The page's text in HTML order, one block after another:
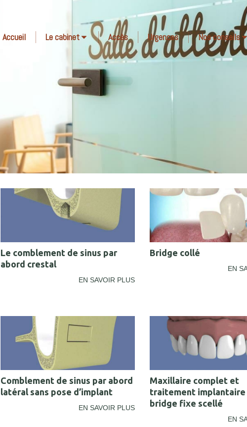
Accueil Le cabinet Accès Urgences Nos conseils
Le comblement de sinus par
abord crestal
EN SAVOIR PLUS
Bridge collé
EN
Comblement de sinus par abord
latéral sans pose d’implant
EN SAVOIR PLUS
Maxillaire complet et
traitement implantaire
bridge fixe scellé
EN